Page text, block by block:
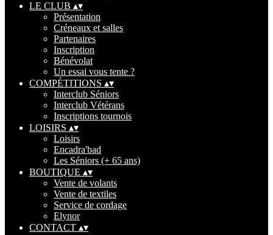
LE CLUB ▴▾
Présentation
Créneaux et salles
Partenaires
Inscription
Bénévolat
Un essai vous tente ?
COMPÉTITIONS ▴▾
Interclub Séniors
Interclub Vétérans
Inscriptions tournois
LOISIRS ▴▾
Loisirs
Encadra'bad
Les Séniors (+ 65 ans)
BOUTIQUE ▴▾
Vente de volants
Vente de textiles
Service de cordage
Elynor
CONTACT ▴▾